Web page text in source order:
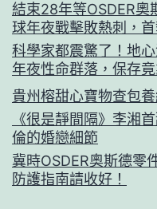
結束28年等OSDER奧
球年夜戰擊敗熱刺，
科學家都震驚了！地
年夜性命群落，保存竟
貴州榕甜心寶物查包
《很是靜間隔》李湘
倫的婚戀細節
冀時OSDER奧斯德零
防護指南請收好！